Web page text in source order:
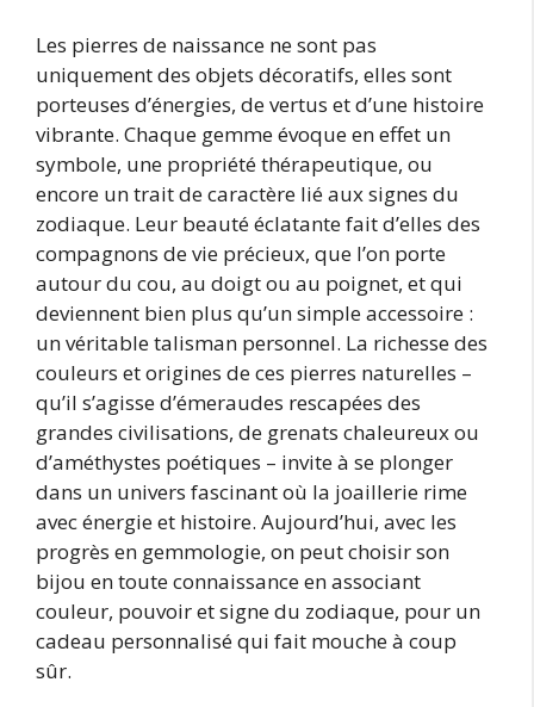
Les pierres de naissance ne sont pas
uniquement des objets décoratifs, elles sont
porteuses d’énergies, de vertus et d’une histoire
vibrante. Chaque gemme évoque en effet un
symbole, une propriété thérapeutique, ou
encore un trait de caractère lié aux signes du
zodiaque. Leur beauté éclatante fait d’elles des
compagnons de vie précieux, que l’on porte
autour du cou, au doigt ou au poignet, et qui
deviennent bien plus qu’un simple accessoire :
un véritable talisman personnel. La richesse des
couleurs et origines de ces pierres naturelles –
qu’il s’agisse d’émeraudes rescapées des
grandes civilisations, de grenats chaleureux ou
d’améthystes poétiques – invite à se plonger
dans un univers fascinant où la joaillerie rime
avec énergie et histoire. Aujourd’hui, avec les
progrès en gemmologie, on peut choisir son
bijou en toute connaissance en associant
couleur, pouvoir et signe du zodiaque, pour un
cadeau personnalisé qui fait mouche à coup
sûr.